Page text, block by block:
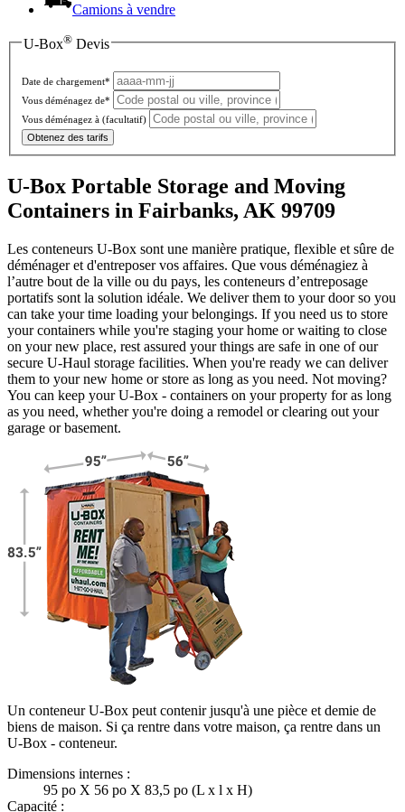
Camions à vendre
U-Box® Devis
Date de chargement*
Vous déménagez de*
Vous déménagez à (facultatif)
Obtenez des tarifs
U-Box Portable Storage and Moving
Containers in Fairbanks, AK 99709
Les conteneurs U-Box sont une manière pratique, flexible et sûre de
déménager et d'entreposer vos affaires. Que vous déménagiez à
l’autre bout de la ville ou du pays, les conteneurs d’entreposage
portatifs sont la solution idéale. We deliver them to your door so you
can take your time loading your belongings. If you need us to store
your containers while you're staging your home or waiting to close
on your new place, rest assured your things are safe in one of our
secure U-Haul storage facilities. When you're ready we can deliver
them to your new home or store as long as you need. Not moving?
You can keep yourU-Box - containers on your property for as long
as you need, whether you're doing a remodel or clearing out your
garage or basement.
Un conteneur U-Box peut contenir jusqu'à une pièce et demie de
biens de maison. Si ça rentre dans votre maison, ça rentre dans un
U-Box - conteneur.
Dimensions internes :
95 po X 56 po X 83,5 po (L x l x H)
Capacité :